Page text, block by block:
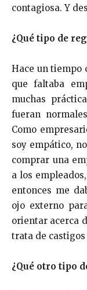
contagiosa. Y
¿Qué tipo de
Hace un tiempo
que faltaba
muchas
fueran
Como
soy empático,
comprar una
a los
entonces me
ojo externo
orientar acerca
trata de castigos
¿Qué otro tipo